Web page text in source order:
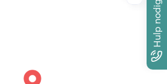
Hulp nodig?